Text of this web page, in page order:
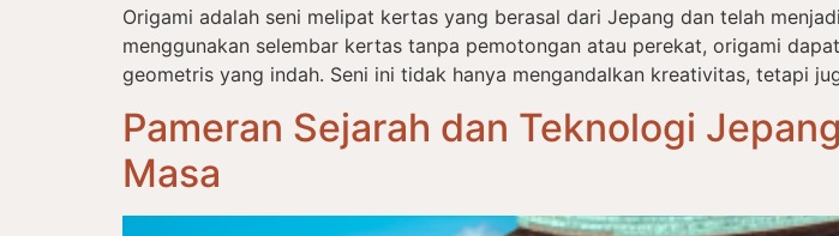
Origami adalah seni melipat kertas yang berasal dari Jepang dan telah
menggunakan selembar kertas tanpa pemotongan atau perekat, origami
geometris yang indah. Seni ini tidak hanya mengandalkan kreativitas, tetapi
Pameran Sejarah dan Teknologi
Masa